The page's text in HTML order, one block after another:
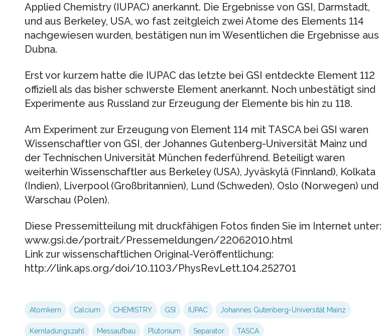
Applied Chemistry (IUPAC) anerkannt. Die Ergebnisse von GSI, Darmstadt,
und aus Berkeley, USA, wo fast zeitgleich zwei Atome des Elements 114
nachgewiesen wurden, bestätigen nun im Wesentlichen die Ergebnisse aus
Dubna.
Erst vor kurzem hatte die IUPAC das letzte bei GSI entdeckte Element 112
offiziell als das bisher schwerste Element anerkannt. Noch unbestätigt sind
Experimente aus Russland zur Erzeugung der Elemente bis hin zu 118.
Am Experiment zur Erzeugung von Element 114 mit TASCA bei GSI waren
Wissenschaftler von GSI, der Johannes Gutenberg-Universität Mainz und
der Technischen Universität München federführend. Beteiligt waren
weiterhin Wissenschaftler aus Berkeley (USA), Jyväskylä (Finnland), Kolkata
(Indien), Liverpool (Großbritannien), Lund (Schweden), Oslo (Norwegen) und
Warschau (Polen).
Diese Pressemitteilung mit druckfähigen Fotos finden Sie im Internet unter:
www.gsi.de/portrait/Pressemeldungen/22062010.html
Link zur wissenschaftlichen Original-Veröffentlichung:
http://link.aps.org/doi/10.1103/PhysRevLett.104.252701
Atomkern Calcium CHEMISTRY GSI IUPAC Johannes Gutenberg-Universität Mainz
Kernladungszahl Messaufbau Plutonium Separator TASCA